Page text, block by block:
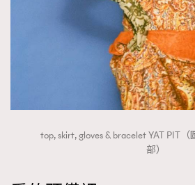
top, skirt, gloves & bracelet YAT PIT
部）